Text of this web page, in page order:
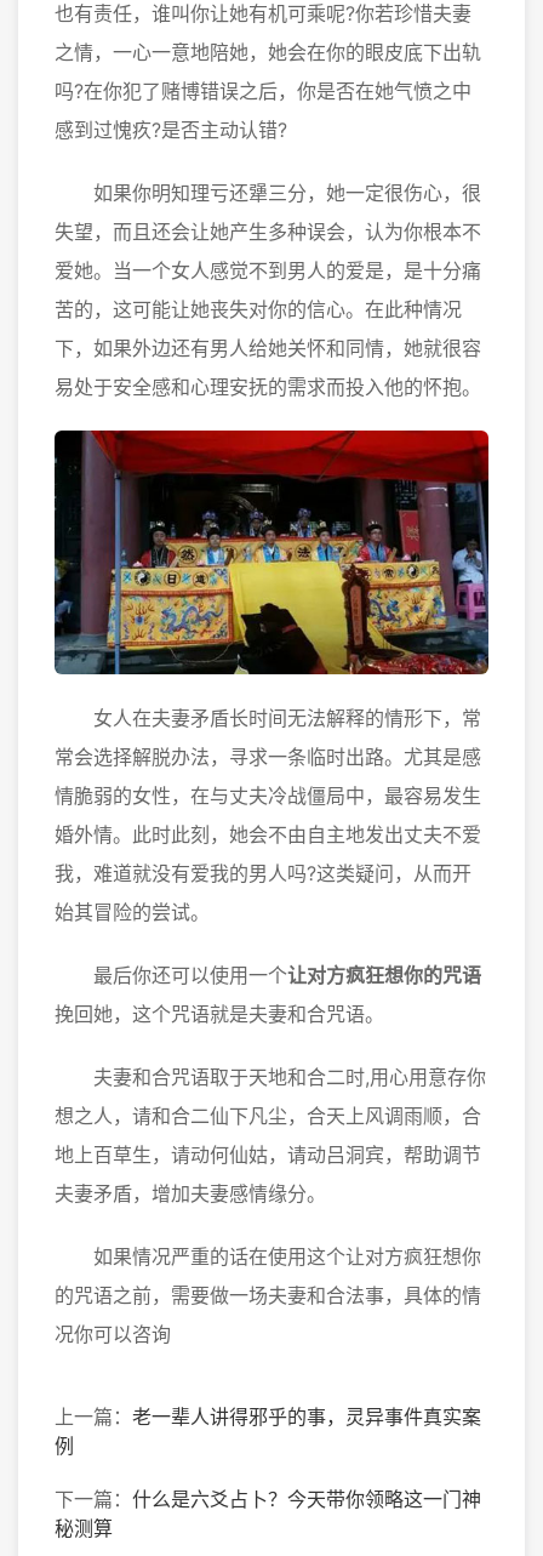
也有责任，谁叫你让她有机可乘呢?你若珍惜夫妻
之情，一心一意地陪她，她会在你的眼皮底下出轨
吗?在你犯了赌博错误之后，你是否在她气愤之中
感到过愧疚?是否主动认错?
如果你明知理亏还犟三分，她一定很伤心，很
失望，而且还会让她产生多种误会，认为你根本不
爱她。当一个女人感觉不到男人的爱是，是十分痛
苦的，这可能让她丧失对你的信心。在此种情况
下，如果外边还有男人给她关怀和同情，她就很容
易处于安全感和心理安抚的需求而投入他的怀抱。
女人在夫妻矛盾长时间无法解释的情形下，常
常会选择解脱办法，寻求一条临时出路。尤其是感
情脆弱的女性，在与丈夫冷战僵局中，最容易发生
婚外情。此时此刻，她会不由自主地发出丈夫不爱
我，难道就没有爱我的男人吗?这类疑问，从而开
始其冒险的尝试。
最后你还可以使用一个让对方疯狂想你的咒语
挽回她，这个咒语就是夫妻和合咒语。
夫妻和合咒语取于天地和合二时,用心用意存你
想之人，请和合二仙下凡尘，合天上风调雨顺，合
地上百草生，请动何仙姑，请动吕洞宾，帮助调节
夫妻矛盾，增加夫妻感情缘分。
如果情况严重的话在使用这个让对方疯狂想你
的咒语之前，需要做一场夫妻和合法事，具体的情
况你可以咨询
上一篇： 老一辈人讲得邪乎的事，灵异事件真实案
例
下一篇： 什么是六爻占卜？今天带你领略这一门神
秘测算